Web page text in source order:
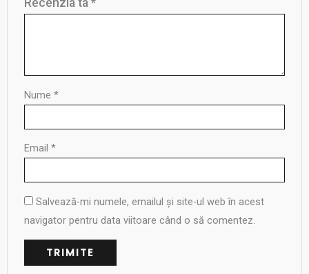
Nume*
Email*
Salvează-mi numele, emailul și site-ul web în acest
navigator pentru data viitoare când o să comentez.